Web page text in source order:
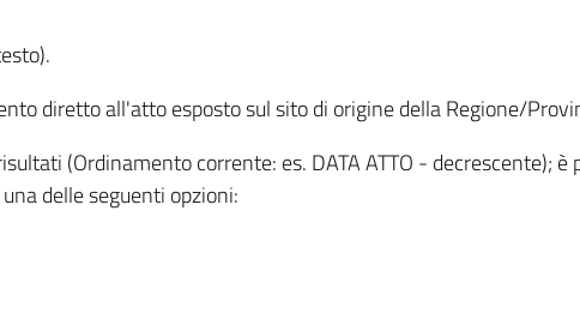
diretto all'atto esposto sul sito di origine della Regione/
(Ordinamento corrente: es. DATA ATTO - decrescente);
delle seguenti opzioni: